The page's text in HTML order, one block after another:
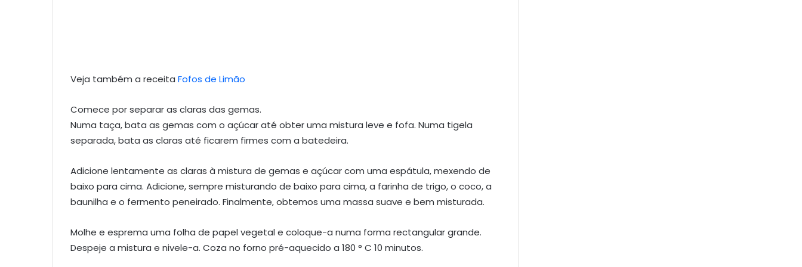
Veja também a receita Fofos de Limão
Comece por separar as claras das gemas.
Numa taça, bata as gemas com o açúcar até obter uma mistura leve e fofa. Numa tigela
separada, bata as claras até ficarem firmes com a batedeira.
Adicione lentamente as claras à mistura de gemas e açúcar com uma espátula, mexendo de
baixo para cima. Adicione, sempre misturando de baixo para cima, a farinha de trigo, o coco, a
baunilha e o fermento peneirado. Finalmente, obtemos uma massa suave e bem misturada.
Molhe e esprema uma folha de papel vegetal e coloque-a numa forma rectangular grande.
Despeje a mistura e nivele-a. Coza no forno pré-aquecido a 180 ° C 10 minutos.